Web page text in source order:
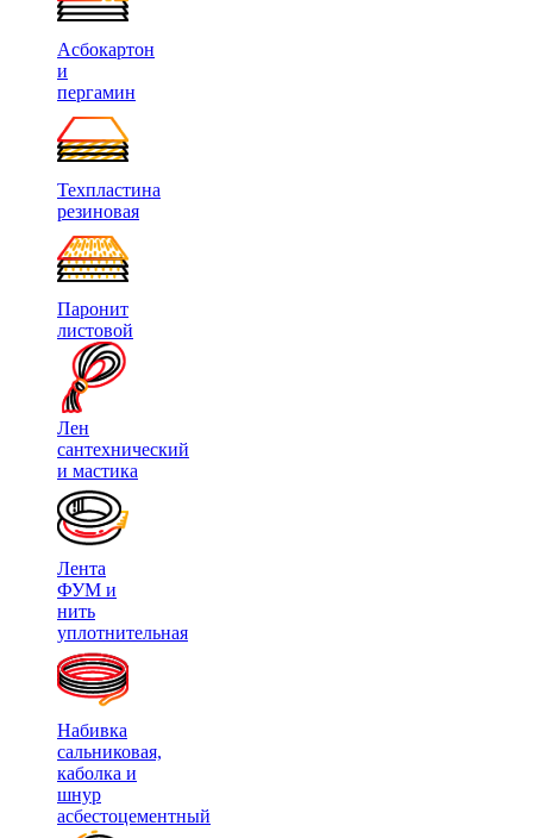
Асбокартон
и
пергамин
Техпластина
резиновая
Паронит
листовой
Лен
сантехнический
и мастика
Лента
ФУМ и
нить
уплотнительная
Набивка
сальниковая,
каболка и
шнур
асбестоцементный